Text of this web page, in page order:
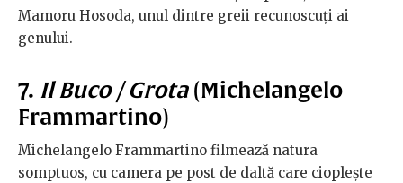
Mamoru Hosoda, unul dintre greii recunoscuți ai
genului.
7. Il Buco / Grota (Michelangelo
Frammartino)
Michelangelo Frammartino filmează natura
somptuos, cu camera pe post de daltă care cioplește